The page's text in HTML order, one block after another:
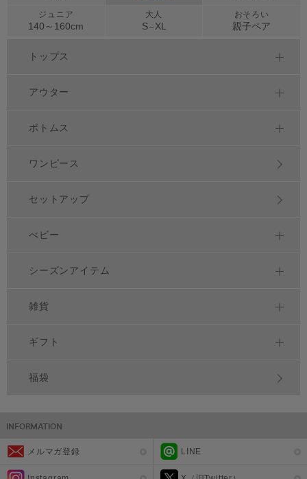
ジュニア
140～ 160cm
大人
S～XL
おそろい
親子ペア
トップス
アウター
ボトムス
ワンピース
セットアップ
べビー
シーズンアイテム
雑貨
ギフト
福袋
メルマガ登録 LINE